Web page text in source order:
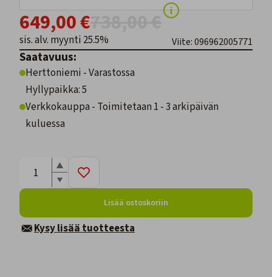
649,00 €
sis. alv. myynti 25.5% Viite: 096962005771
Saatavuus:
Herttoniemi - Varastossa
Hyllypaikka: 5
Verkkokauppa - Toimitetaan 1 - 3 arkipäivän
kuluessa
Lisää ostoskoriin
Kysy lisää tuotteesta